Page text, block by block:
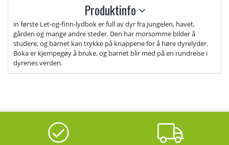
Produktinfo
in første Let-og-finn-lydbok er full av dyr fra jungelen, havet,
gården og mange andre steder. Den har morsomme bilder å
studere, og barnet kan trykke på knappene for å høre dyrelyder.
Boka er kjempegøy å bruke, og barnet blir med på en rundreise i
dyrenes verden.